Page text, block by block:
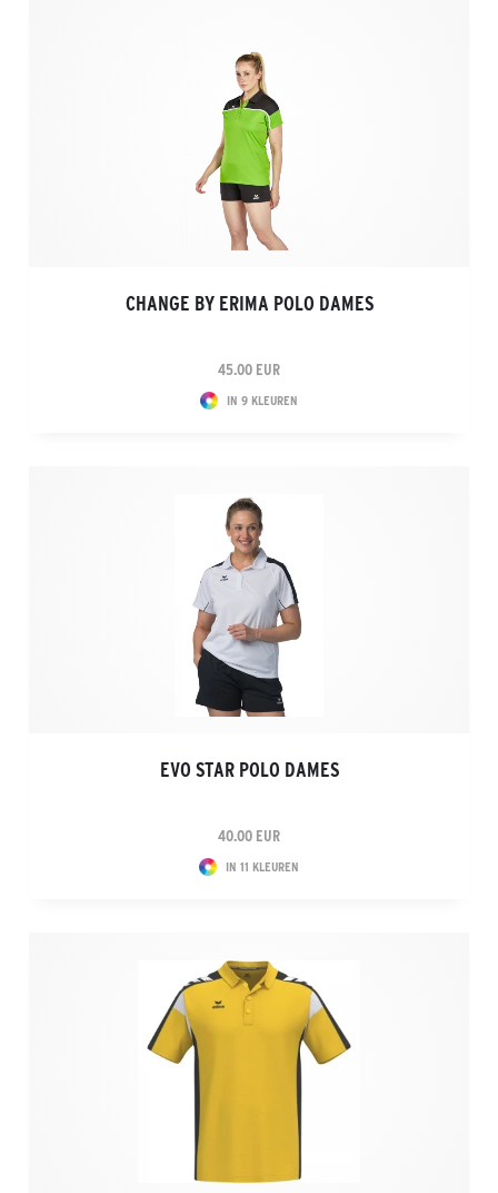
CHANGE BY ERIMA POLO DAMES
45.00 EUR
IN 9 KLEUREN
EVO STAR POLO DAMES
40.00 EUR
IN 11 KLEUREN